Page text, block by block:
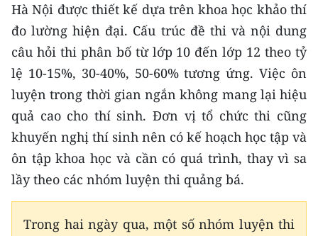
Duyên hải Nam Trung Bộ và Tây
Nguyên
Đông Nam Bộ
Đồng bằng sông Cửu Long
Chuyên trang Hà Nội
Chuyên trang TP. Hồ Chí Minh
CÁC CHUYÊN TRANG
Hà Nội được thiết kế dựa trên khoa học khảo thí
đo lường hiện đại. Cấu trúc đề thi và nội dung
câu hỏi thi phân bố từ lớp 10 đến lớp 12 theo tỷ
lệ 10-15%, 30-40%, 50-60% tương ứng. Việc ôn
luyện trong thời gian ngắn không mang lại hiệu
quả cao cho thí sinh. Đơn vị tổ chức thi cũng
khuyến nghị thí sinh nên có kế hoạch học tập và
ôn tập khoa học và cần có quá trình, thay vì sa
lầy theo các nhóm luyện thi quảng bá.
Trong hai ngày qua, một số nhóm luyện thi